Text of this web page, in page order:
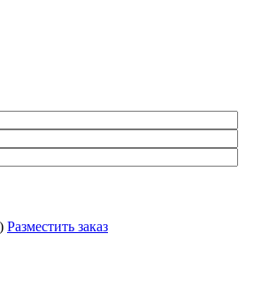
Разместить заказ